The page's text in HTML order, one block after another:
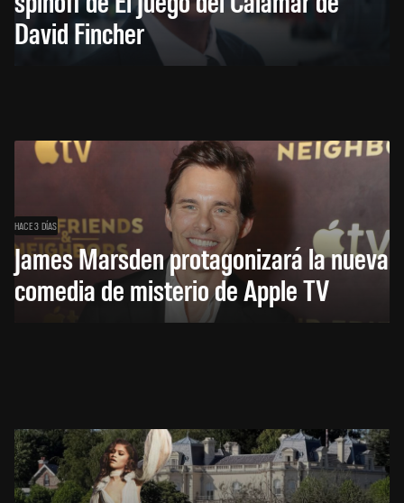
David Fincher
HACE 3 DÍAS
James Marsden protagonizará la nueva
comedia de misterio de Apple TV